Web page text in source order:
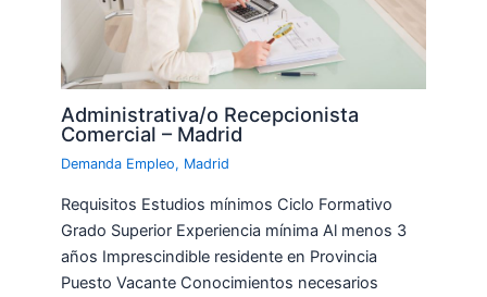
Administrativa/o Recepcionista
Comercial – Madrid
Demanda Empleo, Madrid
Requisitos Estudios mínimos Ciclo Formativo
Grado Superior Experiencia mínima Al menos 3
años Imprescindible residente en Provincia
Puesto Vacante Conocimientos necesarios